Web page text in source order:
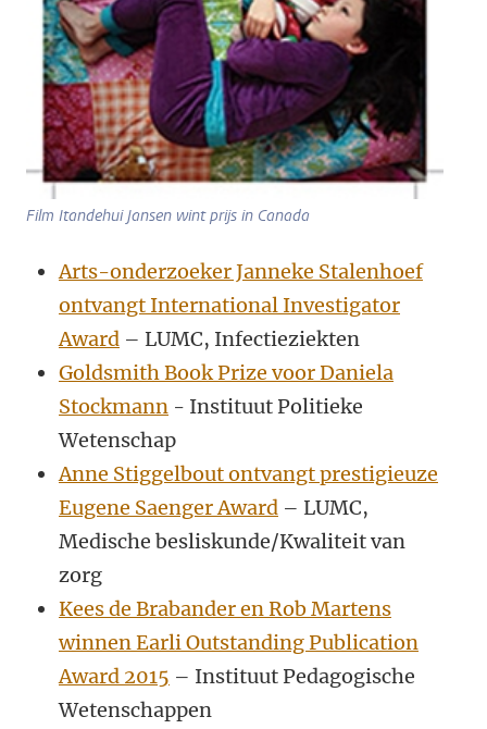
Film Itandehui Jansen wint prijs in Canada
Arts-onderzoeker Janneke Stalenhoef
ontvangt International Investigator
Award – LUMC, Infectieziekten
Goldsmith Book Prize voor Daniela
Stockmann - Instituut Politieke
Wetenschap
Anne Stiggelbout ontvangt prestigieuze
Eugene Saenger Award – LUMC,
Medische besliskunde/Kwaliteit van
zorg
Kees de Brabander en Rob Martens
winnen Earli Outstanding Publication
Award 2015 – Instituut Pedagogische
Wetenschappen